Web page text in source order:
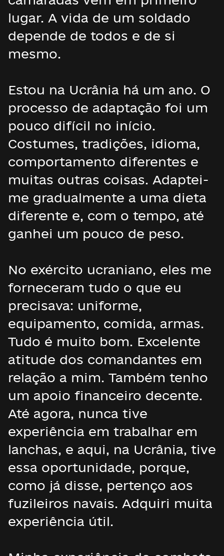
lugar. A vida de um soldado
depende de todos e de si
mesmo.
Estou na Ucrânia há um ano. O
processo de adaptação foi um
pouco difícil no início.
Costumes, tradições, idioma,
comportamento diferentes e
muitas outras coisas. Adaptei-
me gradualmente a uma dieta
diferente e, com o tempo, até
ganhei um pouco de peso.
No exército ucraniano, eles me
forneceram tudo o que eu
precisava: uniforme,
equipamento, comida, armas.
Tudo é muito bom. Excelente
atitude dos comandantes em
relação a mim. Também tenho
um apoio financeiro decente.
Até agora, nunca tive
experiência em trabalhar em
lanchas, e aqui, na Ucrânia, tive
essa oportunidade, porque,
como já disse, pertenço aos
fuzileiros navais. Adquiri muita
experiência útil.